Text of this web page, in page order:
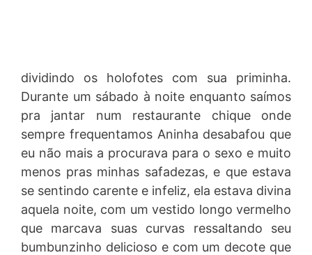
dividindo os holofotes com sua priminha.
Durante um sábado à noite enquanto saímos
pra jantar num restaurante chique onde
sempre frequentamos Aninha desabafou que
eu não mais a procurava para o sexo e muito
menos pras minhas safadezas, e que estava
se sentindo carente e infeliz, ela estava divina
aquela noite, com um vestido longo vermelho
que marcava suas curvas ressaltando seu
bumbunzinho delicioso e com um decote que